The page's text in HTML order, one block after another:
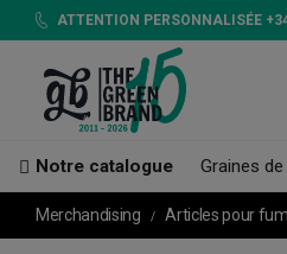
ATTENTION PERSONNALISÉE
Notre catalogue Graines
Merchandising Articles pour